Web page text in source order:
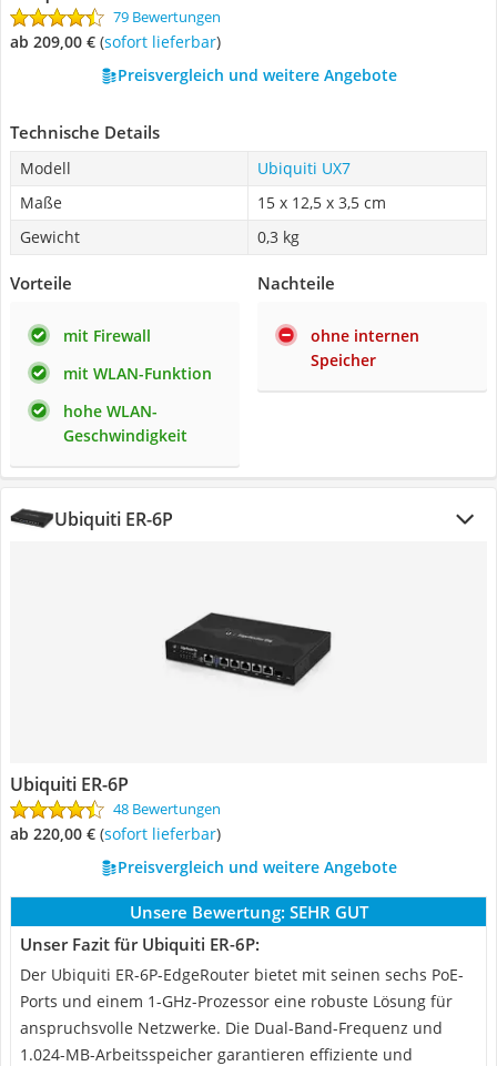
79 Bewertungen
ab 209,00 € ( Sofort lieferbar)
Preisvergleich und weitere Angebote
Technische Details
Modell
Ubiquiti UX7
Maße
‎15 x 12,5 x 3,5 cm
Gewicht
0,3 kg
Vorteile
mit Firewall
mit WLAN-Funktion
hohe WLAN-
Geschwindigkeit
Nachteile
ohne internen
Speicher
Ubiquiti ‎ER-6P
Ubiquiti ‎ER-6P
48 Bewertungen
ab 220,00 € ( Sofort lieferbar)
Preisvergleich und weitere Angebote
Unsere Bewertung: SEHR GUT
Unser Fazit für Ubiquiti ‎ER-6P:
Der Ubiquiti ER-6P-EdgeRouter bietet mit seinen sechs PoE-
Ports und einem 1-GHz-Prozessor eine robuste Lösung für
anspruchsvolle Netzwerke. Die Dual-Band-Frequenz und
1.024-MB-Arbeitsspeicher garantieren effiziente und